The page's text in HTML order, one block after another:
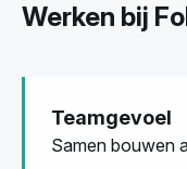
Werken bij
Teamgevoel
Samen bouwen